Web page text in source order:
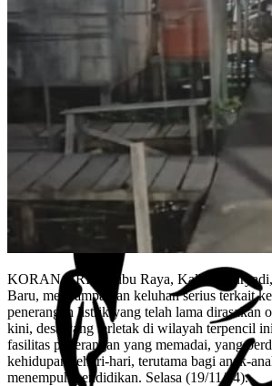
KORAN GRIB,Kubu Raya, Kalbar-
Baru, menyampaikan keluhan serius terkait
penerangan listrik yang telah lama dirasakan
kini, desa yang terletak di wilayah terpencil
fasilitas penerangan yang memadai, yang
kehidupan sehari-hari, terutama bagi anak-
menempuh pendidikan. Selasa (19/11/24).